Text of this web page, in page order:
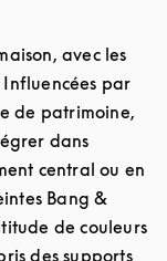
avec les
Influencées par
de patrimoine,
dans
central ou en
Bang &
de couleurs
des supports